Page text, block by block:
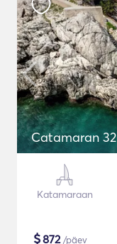
Catamaran 32
Katamaraan
$872/päev